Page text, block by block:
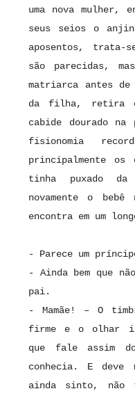
uma nova mulher,
seus seios o
aposentos, trata-
são parecidas,
matriarca antes
da filha, retira o
cabide dourado
fisionomia
principalmente os
tinha puxado da
novamente o
encontra em um
- Parece um
- Ainda bem que
pai.
- Mamãe! – O
firme e o olhar
que fale assim
conhecia. E
ainda sinto, não